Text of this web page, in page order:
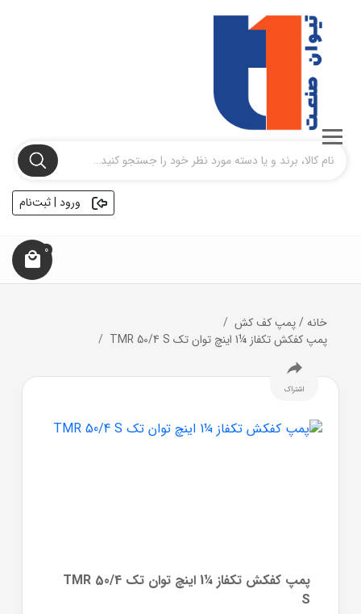
ورود | ثبت‌نام
0
خانه/پمپ کف کش
پمپ کفکش تکفاز ¼1 اینچ توان تک TMR 50/4 S
اشتراک
پمپ کفکش تکفاز ¼1 اینچ توان تک TMR 50/4
S